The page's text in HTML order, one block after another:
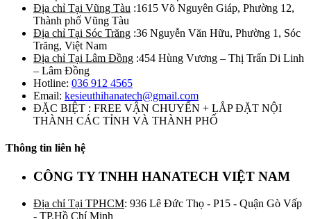
Địa chỉ Tại Vũng Tàu :1615 Võ Nguyên Giáp, Phường 12,
Thành phố Vũng Tàu
Địa chỉ Tại Sóc Trăng :36 Nguyễn Văn Hữu, Phường 1, Sóc
Trăng, Việt Nam
Địa chỉ Tại Lâm Đồng :454 Hùng Vương – Thị Trấn Di Linh
– Lâm Đồng
Hotline: 036 912 4565
Email: kesieuthihanatech@gmail.com
ĐẶC BIỆT : FREE VẬN CHUYỂN + LẮP ĐẶT NỘI
THÀNH CÁC TỈNH VÀ THÀNH PHỐ
Thông tin liên hệ
CÔNG TY TNHH HANATECH VIỆT NAM
Địa chỉ Tại TPHCM: 936 Lê Đức Thọ - P15 - Quận Gò Vấp
- TP.Hồ Chí Minh